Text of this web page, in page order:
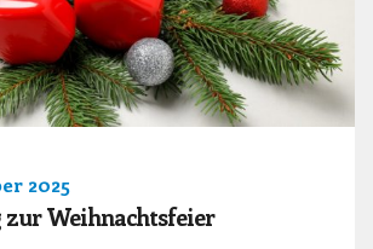
2025
zur Weihnachtsfeier